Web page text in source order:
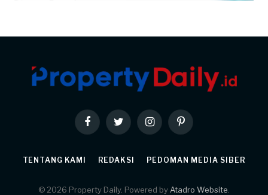
FacebookTwitter InstagramPinterest
TENTANG KAMI REDAKSI PEDOMAN MEDIA SIBER
© 2026 Property Daily. Powered by Atadro Website